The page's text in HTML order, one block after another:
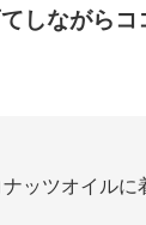
しながらコ
ッツオイル